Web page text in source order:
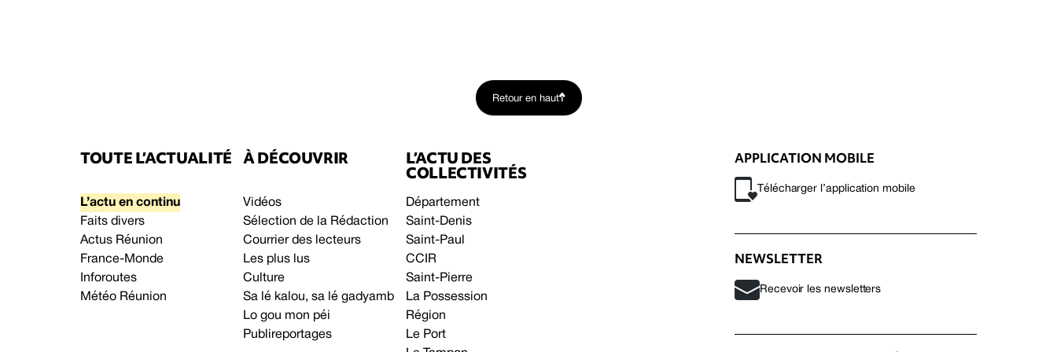
Retour en haut
TOUTE L’ACTUALITÉ
L’actu en continu
Faits divers
Actus Réunion
France-Monde
Inforoutes
Météo Réunion
À DÉCOUVRIR
Vidéos
Sélection de la Rédaction
Courrier des lecteurs
Les plus lus
Culture
Sa lé kalou, sa lé gadyamb
Lo gou mon péi
Publireportages
L’ACTU DES
COLLECTIVITÉS
Département
Saint-Denis
Saint-Paul
CCIR
Saint-Pierre
La Possession
Région
Le Port
APPLICATION MOBILE
Télécharger l’application mobile
NEWSLETTER
Recevoir les newsletters